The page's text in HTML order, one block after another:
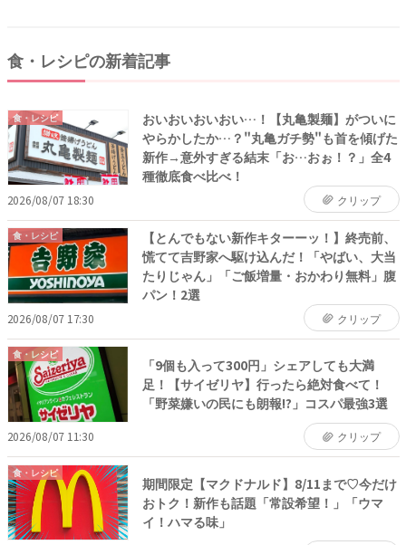
食・レシピの新着記事
食・レシピ
おいおいおいおい…！【丸亀製麺】がついに
やらかしたか…？"丸亀ガチ勢"も首を傾げた
新作→意外すぎる結末「お…おぉ！？」全4
種徹底食べ比べ！
2026/08/07 18:30 クリップ
食・レシピ
【とんでもない新作キターーッ！】終売前、
慌てて吉野家へ駆け込んだ！「やばい、大当
たりじゃん」「ご飯増量・おかわり無料」腹
パン！2選
2026/08/07 17:30 クリップ
食・レシピ
「9個も入って300円」シェアしても大満
足！【サイゼリヤ】行ったら絶対食べて！
「野菜嫌いの民にも朗報!?」コスパ最強3選
2026/08/07 11:30 クリップ
食・レシピ
期間限定【マクドナルド】8/11まで♡今だけ
おトク！新作も話題「常設希望！」「ウマ
イ！ハマる味」